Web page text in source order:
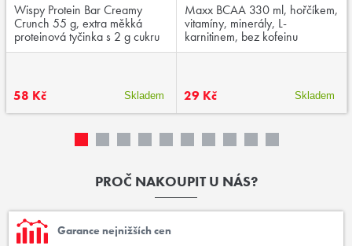
Wispy Protein Bar Creamy
Crunch 55 g, extra měkká
proteinová tyčinka s 2 g cukru
58 Kč Skladem
Maxx BCAA 330 ml, hořčíkem,
vitamíny, minerály, L-
karnitinem, bez kofeinu
29 Kč Skladem
PROČ NAKOUPIT U NÁS?
Garance nejnižších cen